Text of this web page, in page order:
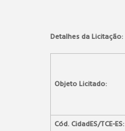
Detalhes da Licitação:
Objeto Licitado:
Cód. CidadES/TCE-ES: